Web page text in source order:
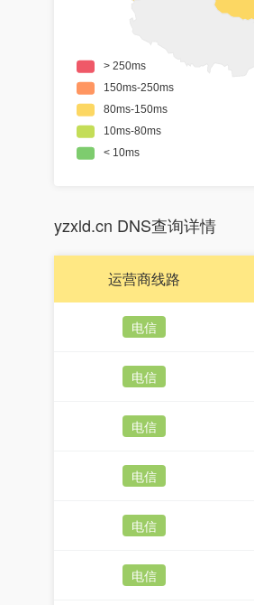
yzxld.cn DNS查询详情
运营商线路
电信
电信
电信
电信
电信
电信